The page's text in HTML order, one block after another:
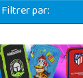
Filtrer par: